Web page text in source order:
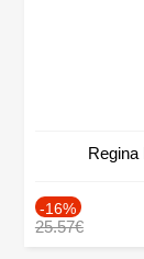
Regina
-16%
25.57€